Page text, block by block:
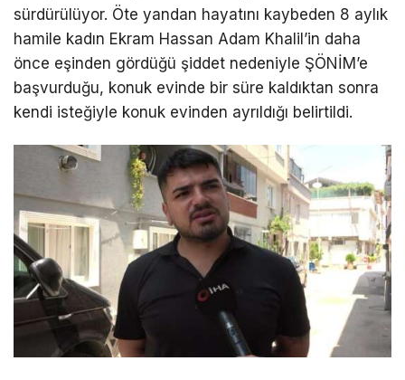
sürdürülüyor. Öte yandan hayatını kaybeden 8 aylık
hamile kadın Ekram Hassan Adam Khalil’in daha
önce eşinden gördüğü şiddet nedeniyle ŞÖNİM’e
başvurduğu, konuk evinde bir süre kaldıktan sonra
kendi isteğiyle konuk evinden ayrıldığı belirtildi.